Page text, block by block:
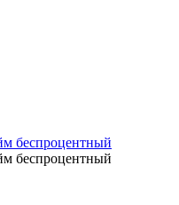
беспроцентный
беспроцентный